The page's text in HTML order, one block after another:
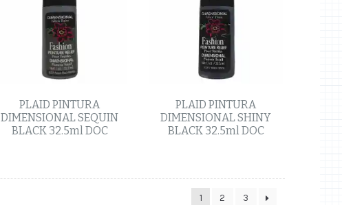
PLAID PINTURA
DIMENSIONAL SEQUIN
BLACK 32.5ml DOC
PLAID PINTURA
DIMENSIONAL SHINY
BLACK 32.5ml DOC
1 2 3